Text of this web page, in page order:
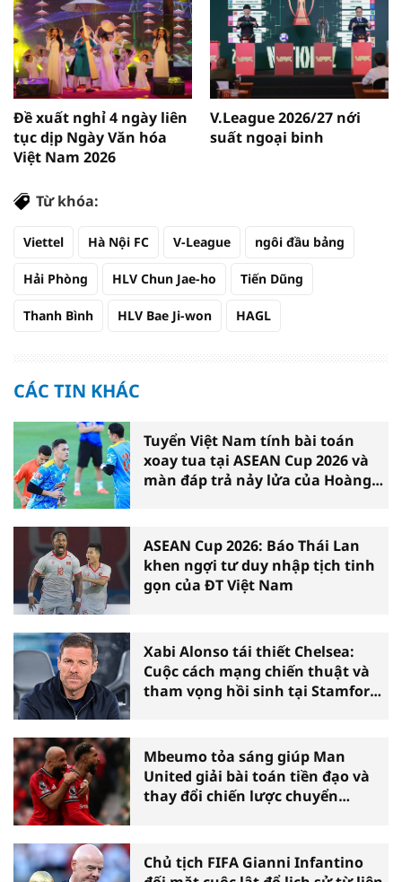
Đề xuất nghỉ 4 ngày liên
tục dịp Ngày Văn hóa
Việt Nam 2026
V.League 2026/27 nới
suất ngoại binh
Từ khóa:
Viettel Hà Nội FC V-League ngôi đầu bảng
Hải Phòng HLV Chun Jae-ho Tiến Dũng
Thanh Bình HLV Bae Ji-won HAGL
CÁC TIN KHÁC
Tuyển Việt Nam tính bài toán
xoay tua tại ASEAN Cup 2026 và
màn đáp trả nảy lửa của Hoàng
ASEAN Cup 2026: Báo Thái Lan
khen ngợi tư duy nhập tịch tinh
gọn của ĐT Việt Nam
Xabi Alonso tái thiết Chelsea:
Cuộc cách mạng chiến thuật và
tham vọng hồi sinh tại Stamford
Mbeumo tỏa sáng giúp Man
United giải bài toán tiền đạo và
thay đổi chiến lược chuyển
Chủ tịch FIFA Gianni Infantino